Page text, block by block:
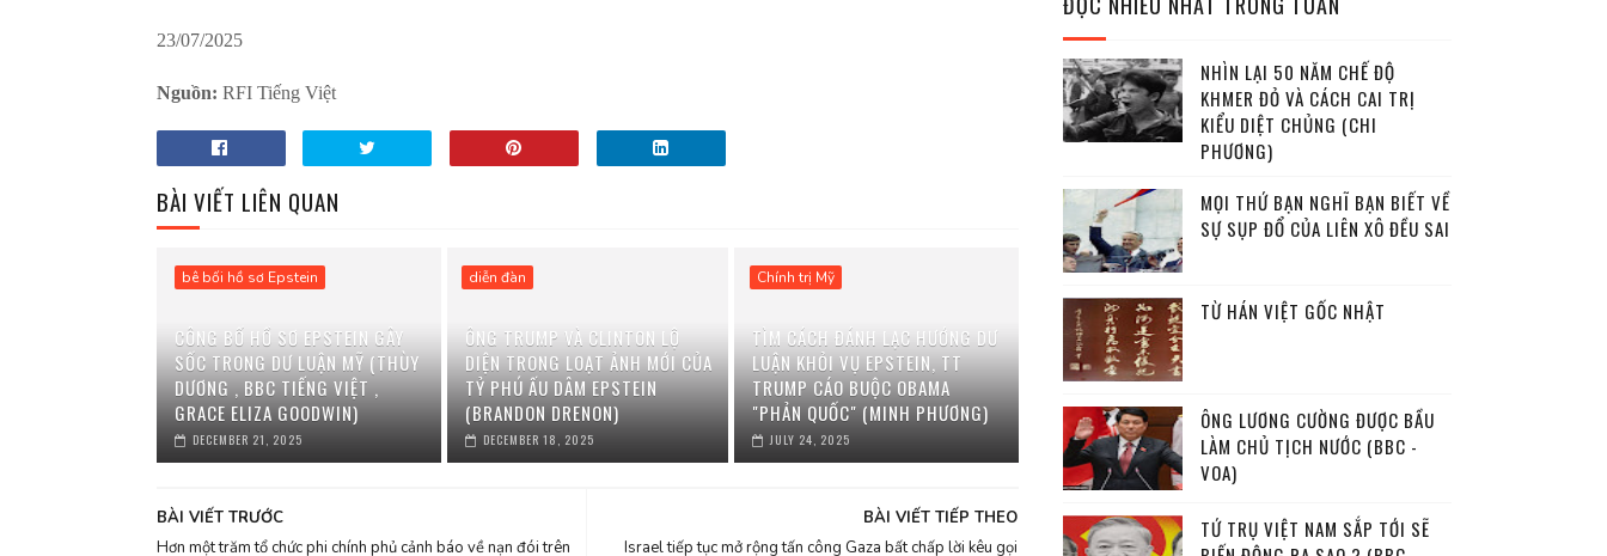
23/07/2025
Nguồn: RFI Tiếng Việt
BÀI VIẾT LIÊN QUAN
bê bối hồ sơ Epstein
CÔNG BỐ HỒ SƠ EPSTEIN GÂY
SỐC TRONG DƯ LUẬN MỸ (THÙY
DƯƠNG , BBC TIẾNG VIỆT ,
GRACE ELIZA GOODWIN)
DECEMBER 21, 2025
diễn đàn
ÔNG TRUMP VÀ CLINTON LỘ
DIỆN TRONG LOẠT ẢNH MỚI CỦA
TỶ PHÚ ẤU DÂM EPSTEIN
(BRANDON DRENON)
DECEMBER 18, 2025
Chính trị Mỹ
TÌM CÁCH ĐÁNH LẠC HƯỚNG DƯ
LUẬN KHỎI VỤ EPSTEIN, TT
TRUMP CÁO BUỘC OBAMA
"PHẢN QUỐC" (MINH PHƯƠNG)
JULY 24, 2025
BÀI VIẾT TIẾP THEO
Israel tiếp tục mở rộng tấn công Gaza bất chấp lời kêu gọi
BÀI VIẾT TRƯỚC
Hơn một trăm tổ chức phi chính phủ cảnh báo về nạn đói trên
NHÌN LẠI 50 NĂM CHẾ ĐỘ
KHMER ĐỎ VÀ CÁCH CAI TRỊ
KIỂU DIỆT CHỦNG (CHI
PHƯƠNG)
MỌI THỨ BẠN NGHĨ BẠN BIẾT VỀ
SỰ SỤP ĐỔ CỦA LIÊN XÔ ĐỀU SAI
TỪ HÁN VIỆT GỐC NHẬT
ÔNG LƯƠNG CƯỜNG ĐƯỢC BẦU
LÀM CHỦ TỊCH NƯỚC (BBC -
VOA)
TỨ TRỤ VIỆT NAM SẮP TỚI SẼ